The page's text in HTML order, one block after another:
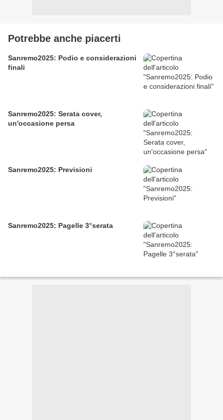
Potrebbe anche piacerti
Sanremo2025: Podio e considerazioni
finali
Sanremo2025: Serata cover,
un'occasione persa
Sanremo2025: Previsioni
Sanremo2025: Pagelle 3°serata